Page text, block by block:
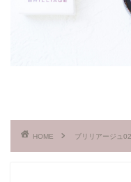
HOME ブリリアージュ02